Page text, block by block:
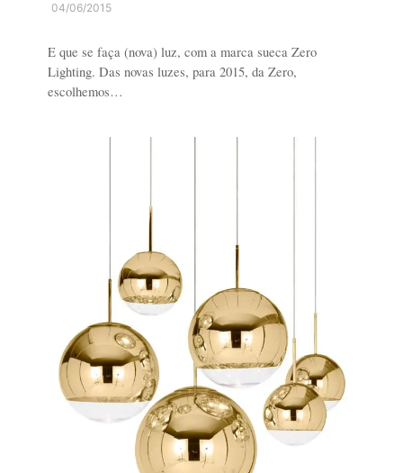
04/06/2015
E que se faça (nova) luz, com a marca sueca Zero
Lighting. Das novas luzes, para 2015, da Zero,
escolhemos…